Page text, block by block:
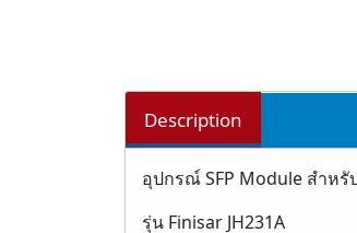
Description
อุปกรณ์ SFP Module สำห
รุ่น Finisar JH231A